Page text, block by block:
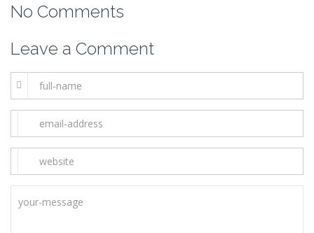
No Comments
Leave a Comment